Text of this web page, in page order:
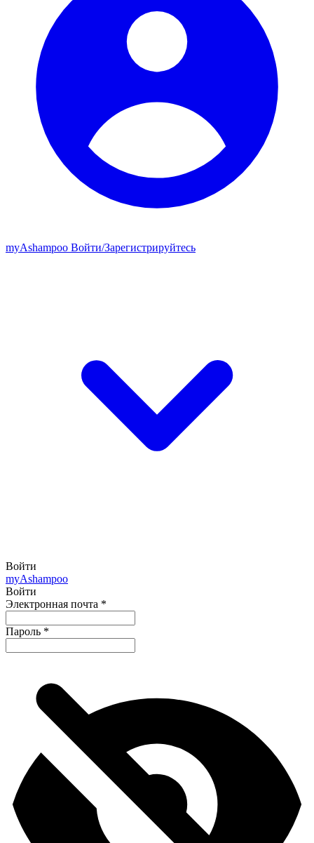
myAshampoo Войти/Зарегистрируйтесь
Войти
myAshampoo
Войти
Электронная почта *
Пароль *